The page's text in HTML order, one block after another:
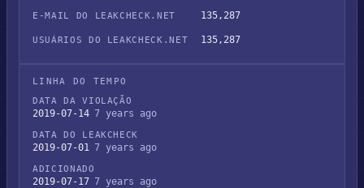
E-MAIL DO LEAKCHECK.NET 135,287
USUÁRIOS DO LEAKCHECK.NET 135,287
LINHA DO TEMPO
DATA DA VIOLAÇÃO
2019-07-14 7 years ago
DATA DO LEAKCHECK
2019-07-01 7 years ago
ADICIONADO
2019-07-17 7 years ago